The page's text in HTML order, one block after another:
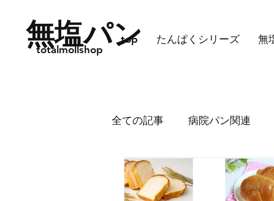
無塩パン
totalmollshop
top たんぱくシリーズ 無
全ての記事 病院パン関連
2月後半10%OFFのご案内